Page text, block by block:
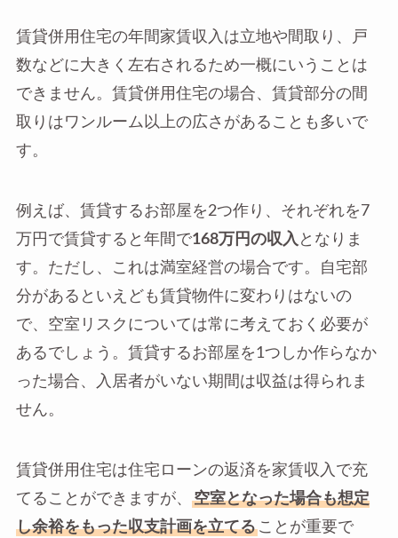
賃貸併用住宅の年間家賃収入は立地や間取り、戸
数などに大きく左右されるため一概にいうことは
できません。賃貸併用住宅の場合、賃貸部分の間
取りはワンルーム以上の広さがあることも多いで
す。
例えば、賃貸するお部屋を2つ作り、それぞれを7
万円で賃貸すると年間で168万円の収入 となりま
す。ただし、これは満室経営の場合です。自宅部
分があるといえども賃貸物件に変わりはないの
で、空室リスクについては常に考えておく必要が
あるでしょう。賃貸するお部屋を1つしか作らなか
った場合、入居者がいない期間は収益は得られま
せん。
賃貸併用住宅は住宅ローンの返済を家賃収入で充
てることができますが、
空室となった場合も想定
し余裕をもった収支計画を立てることが重要で